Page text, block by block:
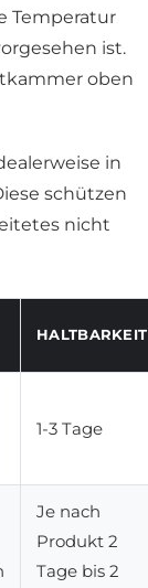
Temperatur
ist.
oben
in
schützen
nicht
HALTBARKEIT
1-3 Tage
Je nach
Produkt 2
Tage bis 2